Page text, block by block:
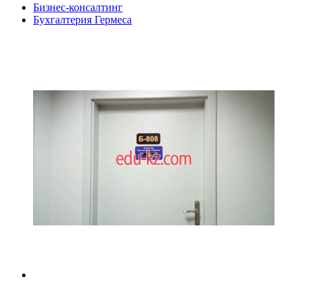
Бизнес-консалтинг
Бухгалтерия Гермеса